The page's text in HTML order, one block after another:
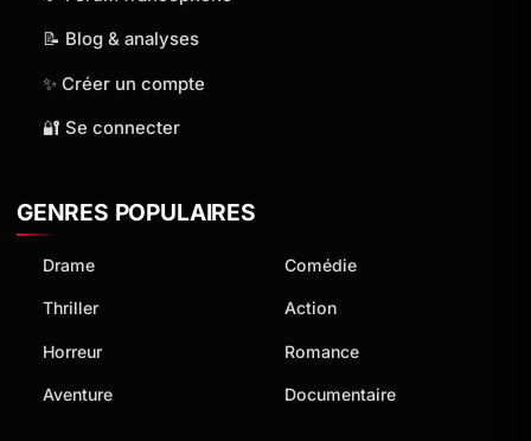
📝 Blog & analyses
✨ Créer un compte
🔐 Se connecter
GENRES POPULAIRES
Drame Comédie
Thriller Action
Horreur Romance
Aventure Documentaire